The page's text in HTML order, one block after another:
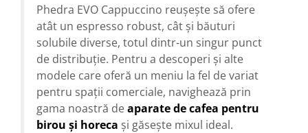
Phedra EVO Cappuccino reușește să ofere
atât un espresso robust, cât și băuturi
solubile diverse, totul dintr-un singur punct
de distribuție. Pentru a descoperi și alte
modele care oferă un meniu la fel de variat
pentru spații comerciale, navighează prin
gama noastră deaparate de cafea pentru
birou și horeca și găsește mixul ideal.